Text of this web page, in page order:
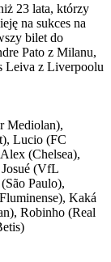
23 lata, którzy
na sukces na
bilet do
Pato z Milanu,
Leiva z Liverpoolu
Mediolan),
Lucio (FC
(Chelsea),
(VfL
Paulo),
Kaká
Robinho (Real